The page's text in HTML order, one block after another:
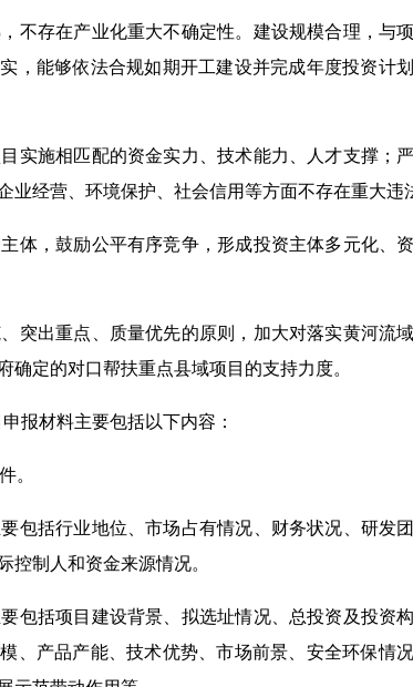
，不存在产业化重大不确定性。建设规模合理，与
，能够依法合规如期开工建设并完成年度投资计
目实施相匹配的资金实力、技术能力、人才支撑；
业经营、环境保护、社会信用等方面不存在重大违
主体，鼓励公平有序竞争，形成投资主体多元化、
突出重点、质量优先的原则，加大对落实黄河流
确定的对口帮扶重点县域项目的支持力度。
报材料主要包括以下内容：
。
要包括行业地位、市场占有情况、财务状况、研发
控制人和资金来源情况。
要包括项目建设背景、拟选址情况、总投资及投资
、产品产能、技术优势、市场前景、安全环保情